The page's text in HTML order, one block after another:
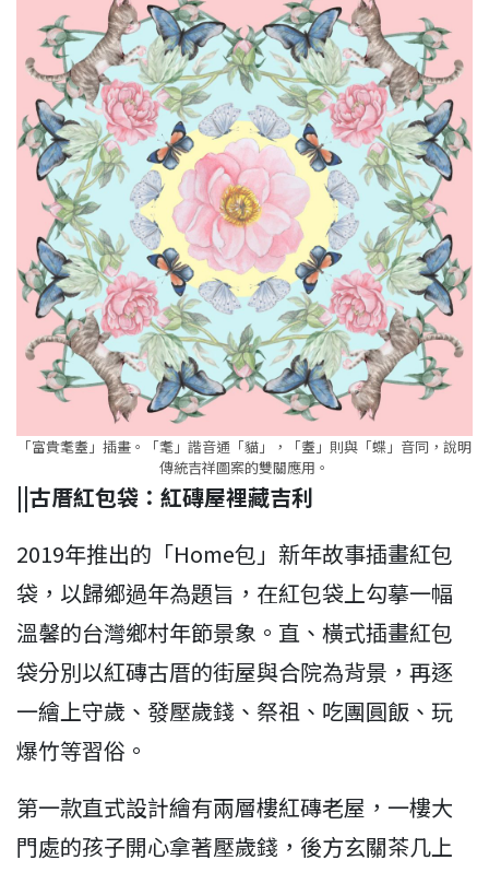
「富貴耄耋」插畫。「耄」諧音通「貓」，「耋」則與「蝶」音同，說明
傳統吉祥圖案的雙關應用。
||古厝紅包袋：紅磚屋裡藏吉利
2019年推出的「Home包」新年故事插畫紅包
袋，以歸鄉過年為題旨，在紅包袋上勾摹一幅
溫馨的台灣鄉村年節景象。直、橫式插畫紅包
袋分別以紅磚古厝的街屋與合院為背景，再逐
一繪上守歲、發壓歲錢、祭祖、吃團圓飯、玩
爆竹等習俗。
第一款直式設計繪有兩層樓紅磚老屋，一樓大
門處的孩子開心拿著壓歲錢，後方玄關茶几上